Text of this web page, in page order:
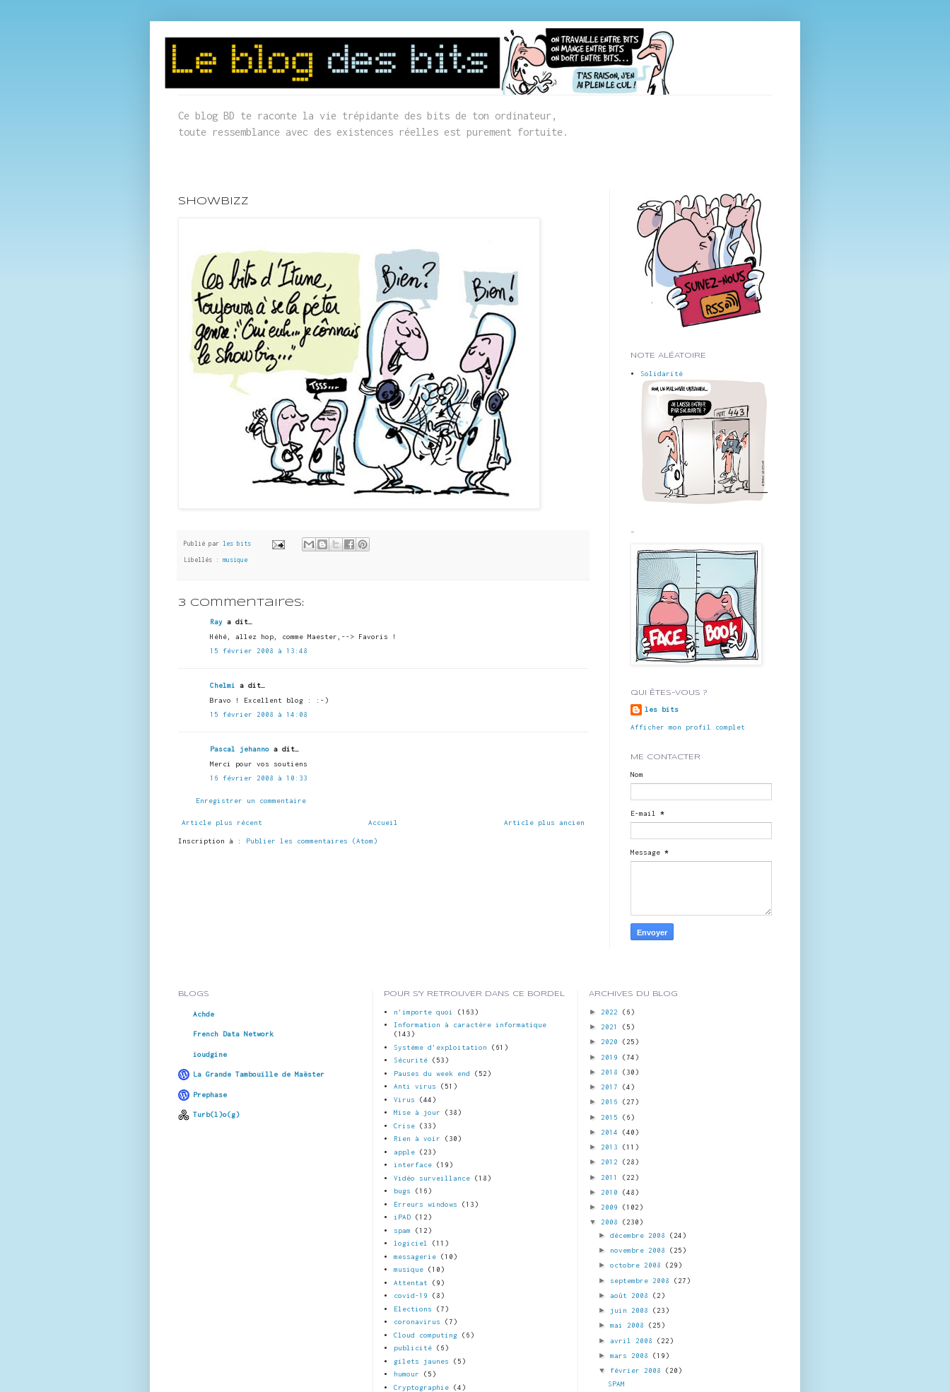
Ce blog BD te raconte la vie trépidante des bits de ton ordinateur,
toute ressemblance avec des existences réelles est purement fortuite.
showbizz
Publié par les bits
Libellés : musique
3 commentaires:
Ray a dit…
Héhé, allez hop, comme Maester,--> Favoris !
15 février 2008 à 13:48
Chelmi
a dit…
Bravo ! Excellent blog : :-)
15 février 2008 à 14:08
Pascal jehanno a dit…
Merci pour vos soutiens
16 février 2008 à 10:33
Enregistrer un commentaire
Article plus récent Article plus ancien
Accueil
Inscription à : Publier les commentaires (Atom)
NOTE ALÉATOIRE
Solidarité
-
QUI ÊTES-VOUS ?
les bits
Afficher mon profil complet
ME CONTACTER
Nom
E-mail *
Message *
BLOGS
Achde
French Data Network
ioudgine
La Grande Tambouille de Maëster
Prephase
Turb(l)o(g)
POUR S'Y RETROUVER DANS CE BORDEL
n'importe quoi
(163)
Information à caractère informatique
(143)
Systéme d'exploitation
(61)
Sécurité
(53)
Pauses du week end
(52)
Anti virus
(51)
Virus
(44)
Mise à jour
(38)
Crise
(33)
Rien à voir
(30)
apple
(23)
interface
(19)
Vidéo surveillance
(18)
bugs
(16)
Erreurs windows
(13)
iPAD
(12)
spam
(12)
logiciel
(11)
messagerie
(10)
musique
(10)
Attentat
(9)
covid-19
(8)
Elections
(7)
coronavirus
(7)
Cloud computing
(6)
publicité
(6)
gilets jaunes
(5)
humour
(5)
Cryptographie
(4)
ARCHIVES DU BLOG
► 2022 (6)
► 2021 (5)
► 2020 (25)
► 2019 (74)
► 2018 (30)
► 2017 (4)
► 2016 (27)
► 2015 (6)
► 2014 (40)
► 2013 (11)
► 2012 (28)
► 2011 (22)
► 2010 (48)
► 2009 (102)
▼ 2008 (230)
►décembre 2008 (24)
► novembre 2008 (25)
►octobre 2008 (29)
► septembre 2008 (27)
►août 2008 (2)
► juin 2008 (23)
►mai 2008 (25)
►avril 2008 (22)
►mars 2008 (19)
▼ février 2008 (20)
SPAM